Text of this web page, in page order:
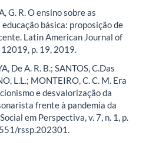
G. R. O ensino sobre as
básica: proposição de
Latin American Journal of
12019, p. 19, 2019.
De A. R. B.; SANTOS, C.Das
L.L.; MONTEIRO, C. C. M. Era
e desvalorização da
frente à pandemia da
em Perspectiva, v. 7, n. 1, p.
rssp.202301.